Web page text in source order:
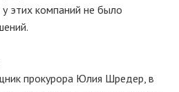
этих компаний не было
прокурора Юлия Шредер, в